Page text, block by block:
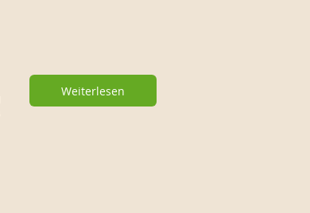
Weiterlesen